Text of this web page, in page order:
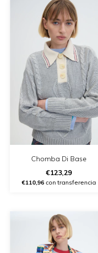
Chomba Di Base
€123,29
€110,96con transferencia